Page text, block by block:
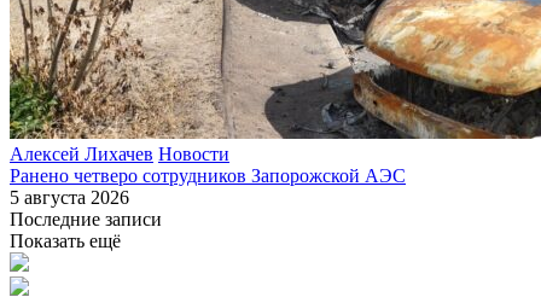
Алексей Лихачев Новости
Ранено четверо сотрудников Запорожской АЭС
5 августа 2026
Последние записи
Показать ещё